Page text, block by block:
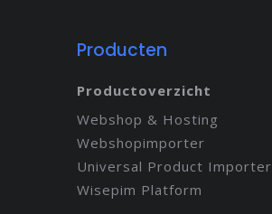
Producten
Productoverzicht
Webshop & Hosting
Webshopimporter
Universal Product Importer
Wisepim Platform